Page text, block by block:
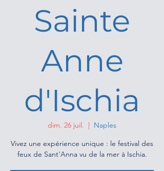
Sainte
Anne
d'Ischia
dim. 26 juil.
  |
Naples
Vivez une expérience unique : le festival des
feux de Sant'Anna vu de la mer à Ischia.